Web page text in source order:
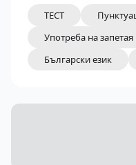
ТЕСТ
Употреба на запетая
Български език